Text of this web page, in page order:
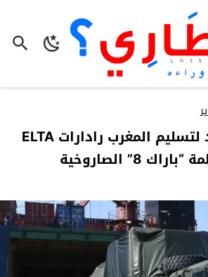
إسرائيل تستعد لتسليم المغرب رادارات ELTA
العسكرية وأنظمة “باراك 8” الصاروخية